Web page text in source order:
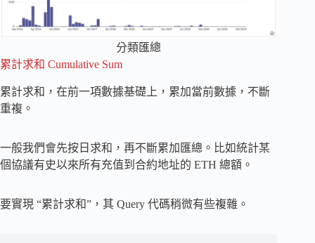
分類匯總
累計求和 Cumulative Sum
累計求和，在前一項數據基礎上，累加當前數據，不斷
重複。
一般我們會先按日求和，再不斷累加匯總。比如統計某
個協議有史以來所有充值到合約地址的 ETH 總額。
要實現 “累計求和”，其 Query 代碼稍微有些複雜。